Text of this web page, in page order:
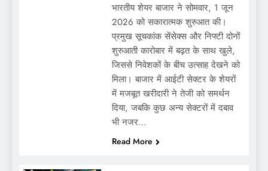
भारतीय शेयर बाजार ने सोमवार, 1 जून
2026 को सकारात्मक शुरुआत की।
प्रमुख सूचकांक सेंसेक्स और निफ्टी दोनों
शुरुआती कारोबार में बढ़त के साथ खुले,
जिससे निवेशकों के बीच उत्साह देखने को
मिला। बाजार में आईटी सेक्टर के शेयरों
में मजबूत खरीदारी ने तेजी को समर्थन
दिया, जबकि कुछ अन्य सेक्टरों में दबाव
भी नजर…
Read More